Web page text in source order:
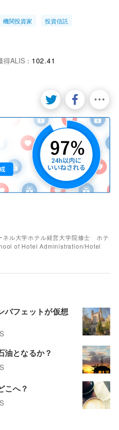
機関投資家 投資信託
得ALIS： 102.41
ネル大学ホテル経営大学院修士 ホテ
of Hotel Administration/Hotel
バフェットが仮想
油となるか？
こへ？